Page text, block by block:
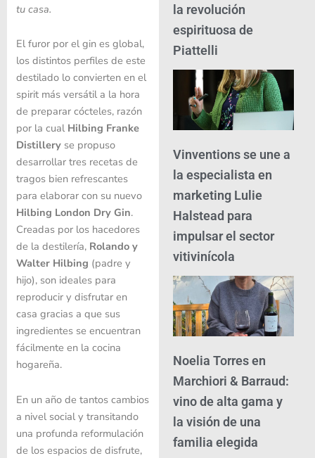
tu casa.
El furor por el gin es global,
los distintos perfiles de este
destilado lo convierten en el
spirit más versátil a la hora
de preparar cócteles, razón
por la cual Hilbing Franke
Distilleryse propuso
desarrollar tres recetas de
tragos bien refrescantes
para elaborar con su nuevo
Hilbing London Dry Gin.
Creadas por los hacedores
de la destilería, Rolando y
Walter Hilbing (padre y
hijo), son ideales para
reproducir y disfrutar en
casa gracias a que sus
ingredientes se encuentran
fácilmente en la cocina
hogareña.
En un año de tantos cambios
a nivel social y transitando
una profunda reformulación
de los espacios de disfrute,
la revolución
espirituosa de
Piattelli
Vinventions se une a
la especialista en
marketing Lulie
Halstead para
impulsar el sector
vitivinícola
Noelia Torres en
Marchiori & Barraud:
vino de alta gama y
la visión de una
familia elegida